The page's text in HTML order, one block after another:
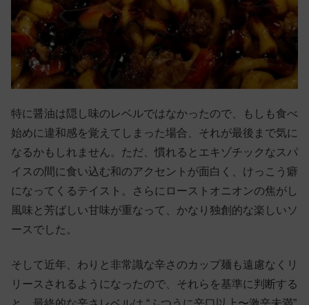
特に醤油は隠し味のレベルではなかったので、もしも食べ
始めに違和感を覚えてしまった場合、それが最後まで気に
なるかもしれません。ただ、慣れるとエキゾチックなスパ
イスの間に食い込む和のアクセントが面白く、けっこう癖
になってくるテイスト。さらにローストオニオンの焦がし
風味と芳ばしい甘味が重なって、かなり独創的な楽しいソ
ースでした。
そして近年、わりと非常識な辛さのカップ麺も遠慮なくリ
リースされるようになったので、それらを基準に判断する